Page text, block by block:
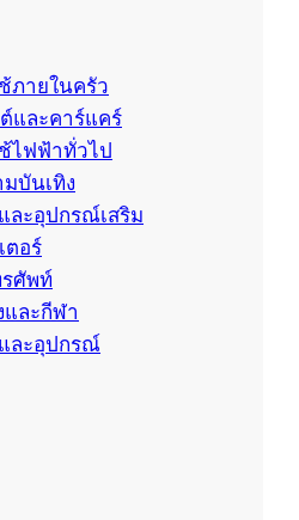
ภายในครัว
และคาร์แคร์
ไฟฟ้าทั่วไป
บันเทิง
ละอุปกรณ์เสริม
ตอร์
ศัพท์
ละกีฬา
ละอุปกรณ์